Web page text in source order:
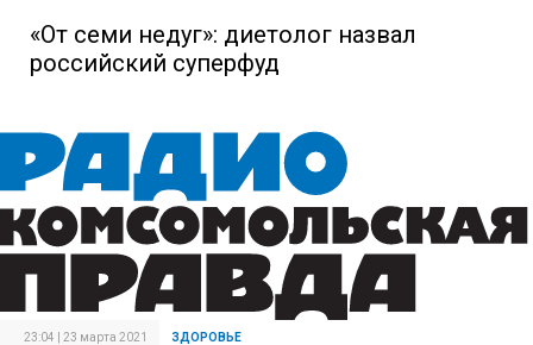
«От семи недуг»: диетолог назвал
российский суперфуд
23:04 | 23 марта 2021 ЗДОРОВЬЕ